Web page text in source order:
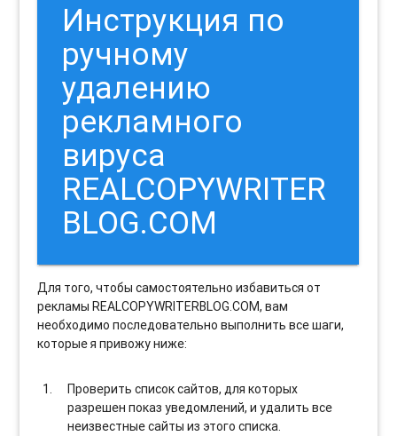
Инструкция по
ручному
удалению
рекламного
вируса
REALCOPYWRITER
BLOG.COM
Для того, чтобы самостоятельно избавиться от
рекламы REALCOPYWRITERBLOG.COM, вам
необходимо последовательно выполнить все шаги,
которые я привожу ниже:
Проверить список сайтов, для которых
разрешен показ уведомлений, и удалить все
неизвестные сайты из этого списка.